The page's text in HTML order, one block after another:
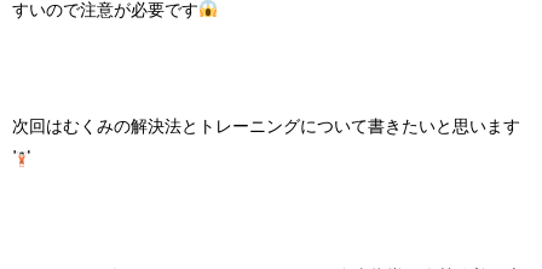
すいので注意が必要です
次回はむくみの解決法とトレーニングについて書きたいと思います